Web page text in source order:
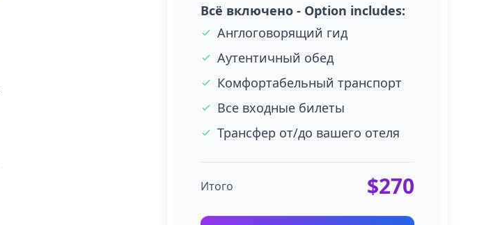
Всё включено - Option includes:
Англоговорящий гид
Аутентичный обед
Комфортабельный транспорт
Все входные билеты
Трансфер от/до вашего отеля
Итого $270